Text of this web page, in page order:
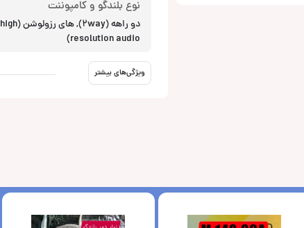
نوع بلندگو و کامپوننت
دو راهه (2way), های رزولوشن (high
resolution audio)
ویژگی‌های بیشتر